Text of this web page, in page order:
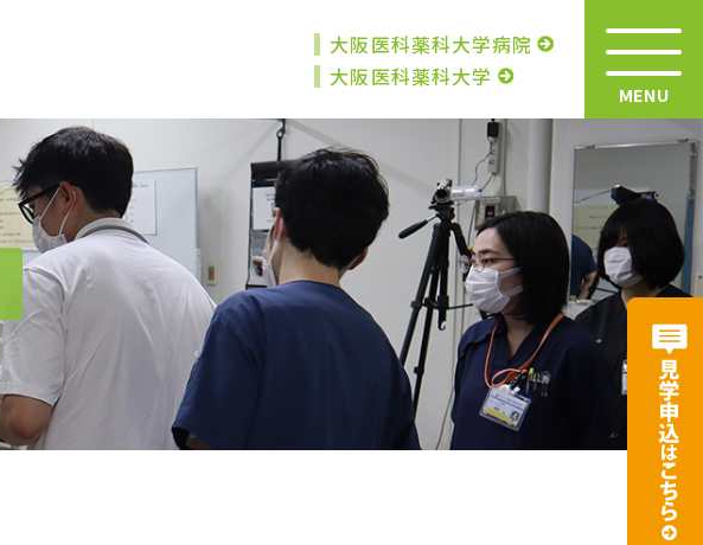
大阪医科薬科大学病院
大阪医科薬科大学
MENU